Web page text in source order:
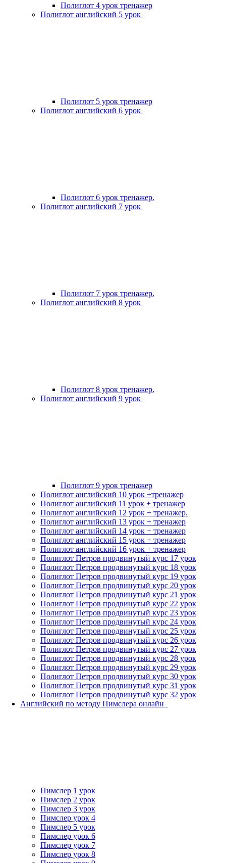
Полиглот 4 урок тренажер
Полиглот английский 5 урок
Полиглот 5 урок тренажер
Полиглот английский 6 урок
Полиглот 6 урок тренажер.
Полиглот английский 7 урок
Полиглот 7 урок тренажер.
Полиглот английский 8 урок
Полиглот 8 урок тренажер.
Полиглот английский 9 урок
Полиглот 9 урок тренажер
Полиглот английский 10 урок +тренажер
Полиглот английский 11 урок + тренажер
Полиглот английский 12 урок + тренажер.
Полиглот английский 13 урок + тренажер
Полиглот английский 14 урок + тренажер
Полиглот английский 15 урок + тренажер
Полиглот английский 16 урок + тренажер
Полиглот Петров продвинутый курс 17 урок
Полиглот Петров продвинутый курс 18 урок
Полиглот Петров продвинутый курс 19 урок
Полиглот Петров продвинутый курс 20 урок
Полиглот Петров продвинутый курс 21 урок
Полиглот Петров продвинутый курс 22 урок
Полиглот Петров продвинутый курс 23 урок
Полиглот Петров продвинутый курс 24 урок
Полиглот Петров продвинутый курс 25 урок
Полиглот Петров продвинутый курс 26 урок
Полиглот Петров продвинутый курс 27 урок
Полиглот Петров продвинутый курс 28 урок
Полиглот Петров продвинутый курс 29 урок
Полиглот Петров продвинутый курс 30 урок
Полиглот Петров продвинутый курс 31 урок
Полиглот Петров продвинутый курс 32 урок
Английский по методу Пимслера онлайн_
Пимслер 1 урок
Пимслер 2 урок
Пимслер 3 урок
Пимслер урок 4
Пимслер 5 урок
Пимслер урок 6
Пимслер урок 7
Пимслер урок 8